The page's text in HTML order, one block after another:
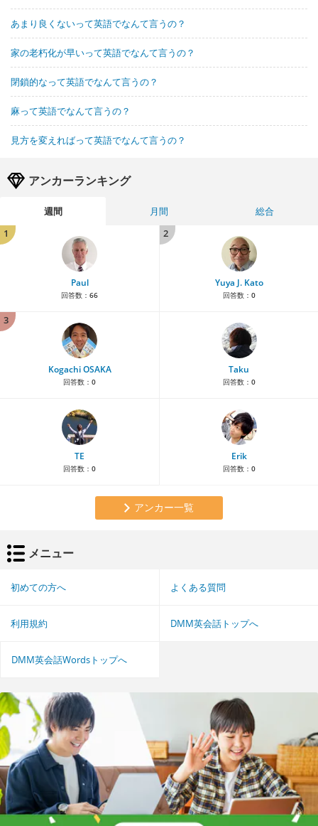
あまり良くないって英語でなんて言うの？
家の老朽化が早いって英語でなんて言うの？
閉鎖的なって英語でなんて言うの？
麻って英語でなんて言うの？
見方を変えればって英語でなんて言うの？
アンカーランキング
週間 月間
総合
1
Paul
回答数： 66
2
Yuya J. Kato
回答数： 0
3
Kogachi OSAKA
回答数： 0
Taku
回答数： 0
TE
回答数： 0
Erik
回答数： 0
アンカー一覧
メニュー
初めての方へ よくある質問
利用規約 DMM英会話トップへ
DMM英会話Wordsトップへ